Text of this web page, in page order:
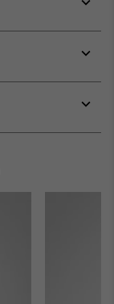
or
or
or